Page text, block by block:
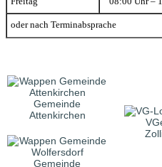
oder nach Terminabsprache
Gemeinde
Attenkirchen
Gemeinde